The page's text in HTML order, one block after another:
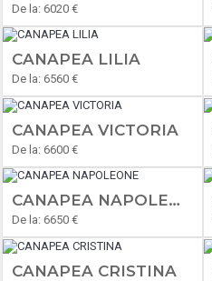
De la: 6020 €
CANAPEA LILIA
De la: 6560 €
CANAPEA VICTORIA
De la: 6600 €
CANAPEA NAPOLEONE
De la: 6650 €
CANAPEA CRISTINA